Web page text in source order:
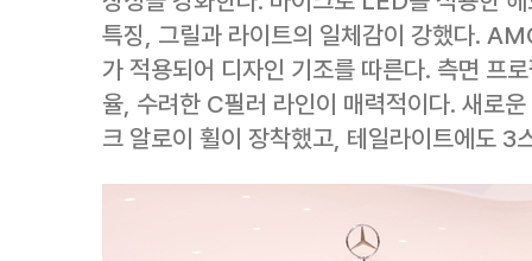
특징, 그릴과 라이트의 일체감이 강했다.
가 적용되어 디자인 기조를 따른다. 측면 프
율, 수려한 C필러 라인이 매력적이다. 새로
크 알로이 휠이 장착했고, 테일라이트에도 3